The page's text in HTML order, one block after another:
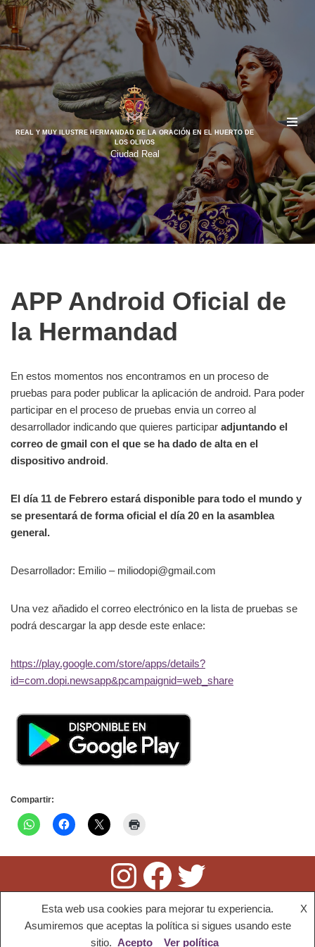
Saltar
al
contenido
REAL Y MUY ILUSTRE HERMANDAD DE LA ORACIÓN EN EL HUERTO DE
LOS OLIVOS
Ciudad Real
APP Android Oficial de
la Hermandad
En estos momentos nos encontramos en un proceso de
pruebas para poder publicar la aplicación de android. Para poder
participar en el proceso de pruebas envia un correo al
desarrollador indicando que quieres participar adjuntando el
correo de gmail con el que se ha dado de alta en el
dispositivo android.
El día 11 de Febrero estará disponible para todo el mundo y
se presentará de forma oficial el día 20 en la asamblea
general.
Desarrollador: Emilio – miliodopi@gmail.com
Una vez añadido el correo electrónico en la lista de pruebas se
podrá descargar la app desde este enlace:
https://play.google.com/store/apps/details?
id=com.dopi.newsapp&pcampaignid=web_share
Compartir:
52.337 visitas
Esta web usa cookies para mejorar tu experiencia.
Asumiremos que aceptas la política si sigues usando este
sitio.
X
Acepto Ver política